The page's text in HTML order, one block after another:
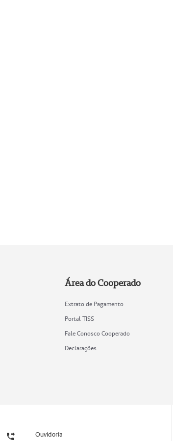
Área do Cooperado
Extrato de Pagamento
Portal TISS
Fale Conosco Cooperado
Declarações
Ouvidoria